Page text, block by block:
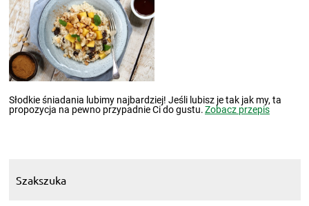
Słodkie śniadania lubimy najbardziej! Jeśli lubisz je tak jak my, ta
propozycja na pewno przypadnie Ci do gustu.Zobacz przepis
Szakszuka